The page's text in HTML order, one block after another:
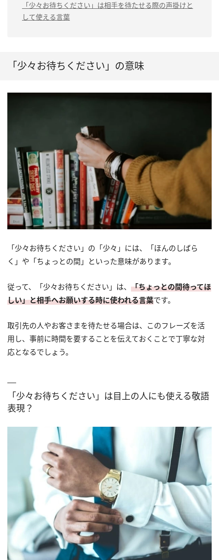
「少々お待ちください」は相手を待たせる際の声掛けと
して使える言葉
「少々お待ちください」の意味
「少々お待ちください」の「少々」には、「ほんのしばら
く」や「ちょっとの間」といった意味があります。
従って、「少々お待ちください」は、 「ちょっとの間待ってほ
しい」と相手へお願いする時に使われる言葉です。
取引先の人やお客さまを待たせる場合は、このフレーズを活
用し、事前に時間を要することを伝えておくことで丁寧な対
応となるでしょう。
「少々お待ちください」は目上の人にも使える敬語
表現？